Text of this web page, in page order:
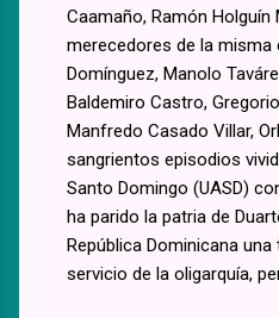
Caamaño, Ramón Holguín
merecedores de la misma
Domínguez, Manolo
Baldemiro Castro,
Manfredo Casado Villar,
sangrientos episodios
Santo Domingo (UASD)
ha parido la patria de
República Dominicana
servicio de la oligarquía,